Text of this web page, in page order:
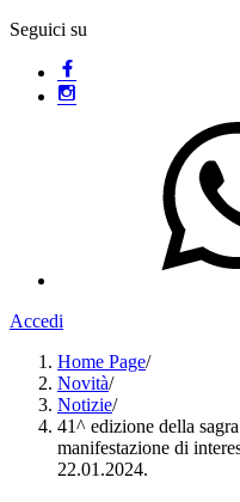
Seguici su
Accedi
Home Page/
Novità/
Notizie/
41^ edizione della
manifestazione di
22.01.2024.